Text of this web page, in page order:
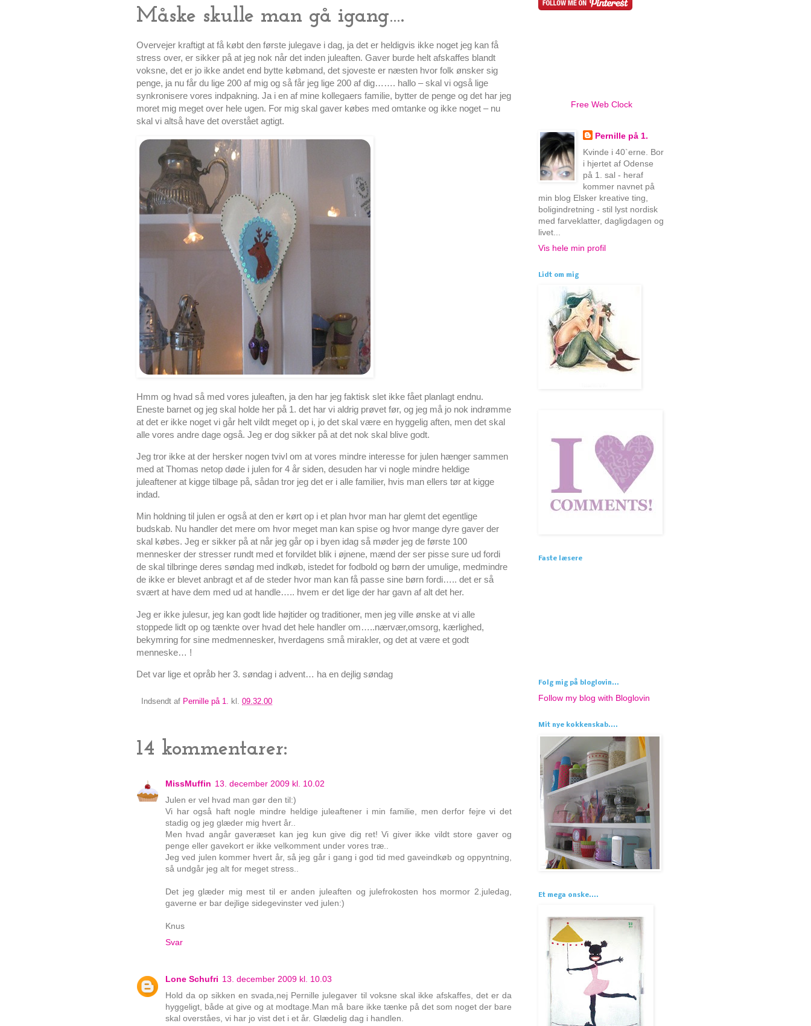
Måske skulle man gå igang….
Overvejer kraftigt at få købt den første julegave i dag, ja det er heldigvis ikke noget jeg kan få
stress over, er sikker på at jeg nok når det inden juleaften. Gaver burde helt afskaffes blandt
voksne, det er jo ikke andet end bytte købmand, det sjoveste er næsten hvor folk ønsker sig
penge, ja nu får du lige 200 af mig og så får jeg lige 200 af dig……. hallo – skal vi også lige
synkronisere vores indpakning. Ja i en af mine kollegaers familie, bytter de penge og det har jeg
moret mig meget over hele ugen. For mig skal gaver købes med omtanke og ikke noget – nu
skal vi altså have det overstået agtigt.
Hmm og hvad så med vores juleaften, ja den har jeg faktisk slet ikke fået planlagt endnu.
Eneste barnet og jeg skal holde her på 1. det har vi aldrig prøvet før, og jeg må jo nok indrømme
at det er ikke noget vi går helt vildt meget op i, jo det skal være en hyggelig aften, men det skal
alle vores andre dage også. Jeg er dog sikker på at det nok skal blive godt.
Jeg tror ikke at der hersker nogen tvivl om at vores mindre interesse for julen hænger sammen
med at Thomas netop døde i julen for 4 år siden, desuden har vi nogle mindre heldige
juleaftener at kigge tilbage på, sådan tror jeg det er i alle familier, hvis man ellers tør at kigge
indad.
Min holdning til julen er også at den er kørt op i et plan hvor man har glemt det egentlige
budskab. Nu handler det mere om hvor meget man kan spise og hvor mange dyre gaver der
skal købes. Jeg er sikker på at når jeg går op i byen idag så møder jeg de første 100
mennesker der stresser rundt med et forvildet blik i øjnene, mænd der ser pisse sure ud fordi
de skal tilbringe deres søndag med indkøb, istedet for fodbold og børn der umulige, medmindre
de ikke er blevet anbragt et af de steder hvor man kan få passe sine børn fordi….. det er så
svært at have dem med ud at handle….. hvem er det lige der har gavn af alt det her.
Jeg er ikke julesur, jeg kan godt lide højtider og traditioner, men jeg ville ønske at vi alle
stoppede lidt op og tænkte over hvad det hele handler om…..nærvær,omsorg, kærlighed,
bekymring for sine medmennesker, hverdagens små mirakler, og det at være et godt
menneske… !
Det var lige et opråb her 3. søndag i advent… ha en dejlig søndag
Indsendt af Pernille på 1. kl. 09.32.00
14 kommentarer:
MissMuffin 13. december 2009 kl. 10.02
Julen er vel hvad man gør den til:)
Vi har også haft nogle mindre heldige juleaftener i min familie, men derfor fejre vi det
stadig og jeg glæder mig hvert år..
Men hvad angår gaveræset kan jeg kun give dig ret! Vi giver ikke vildt store gaver og
penge eller gavekort er ikke velkomment under vores træ..
Jeg ved julen kommer hvert år, så jeg går i gang i god tid med gaveindkøb og oppyntning,
så undgår jeg alt for meget stress..
Det jeg glæder mig mest til er anden juleaften og julefrokosten hos mormor 2.juledag,
gaverne er bar dejlige sidegevinster ved julen:)
Knus
Svar
Lone Schufri 13. december 2009 kl. 10.03
Hold da op sikken en svada,nej Pernille julegaver til voksne skal ikke afskaffes, det er da
hyggeligt, både at give og at modtage.Man må bare ikke tænke på det som noget der bare
skal overståes, vi har jo vist det i et år. Glædelig dag i handlen.
Free Web Clock
Pernille på 1.
Kvinde i 40`erne. Bor
i hjertet af Odense
på 1. sal - heraf
kommer navnet på
min blog Elsker kreative ting,
boligindretning - stil lyst nordisk
med farveklatter, dagligdagen og
livet...
Vis hele min profil
Lidt om mig
Faste læsere
Følg mig på bloglovin...
Follow my blog with Bloglovin
Mit nye køkkenskab....
Et mega ønske....